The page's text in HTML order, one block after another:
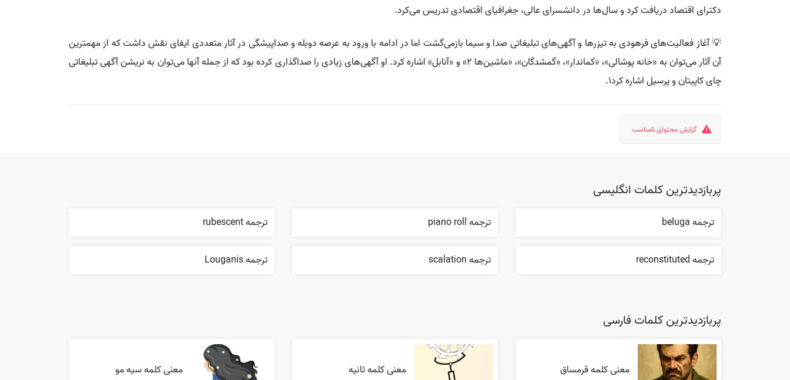
دكتراى اقتصاد دریافت كرد و سال‌ها در دانشسرای عالی، جغرافیاى اقتصادى تدریس مى‏‌كرد.
💡 آغاز فعالیت‌های فرهودی به تیزرها و آگهی‌های تبلیغاتی صدا و سیما بازمی‌گشت اما در ادامه با ورود به عرصه دوبله و صداپیشگی در آثار متعددی ایفای نقش داشت که از مهمترین
آن آثار می‌توان به «خانه پوشالی»، «کماندار»، «گمشدگان»، «ماشین‌ها ۲» و «آنابل» اشاره کرد. او آگهی‌های زیادی را صداگذاری کرده بود که از جمله آنها می‌توان به نریشن آگهی تبلیغاتی
چای کاپیتان و پرسیل اشاره کرد1.
گزارش محتوای نامناسب
پربازدیدترین کلمات انگلیسی
ترجمه beluga ترجمه piano roll ترجمه rubescent
ترجمه reconstituted ترجمه scalation ترجمه Louganis
پربازدیدترین کلمات فارسی
معنی کلمه قرمساق معنی کلمه ثانیه معنی کلمه سیه مو